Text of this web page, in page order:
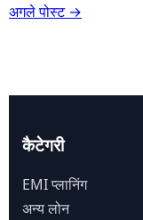
अगले पोस्ट →
कैटेगरी
EMI प्लानिंग
अन्य लोन